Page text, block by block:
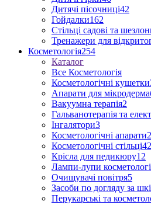
Дитячі пісочниці42
Гойдалки162
Стільці садові та
Тренажери для
Косметологія254
Каталог
Все Косметологія
Косметологічні кушетки
Апарати для
Вакуумна терапія2
Гальванотерапія та
Інгалятори3
Косметологічні апарати
Косметологічні стільці42
Крісла для педикюру12
Лампи-лупи
Очищувачі повітря5
Засоби по догляду за
Перукарські та